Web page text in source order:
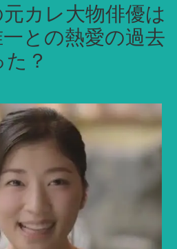
カレ大物俳優は
との熱愛の過去
？